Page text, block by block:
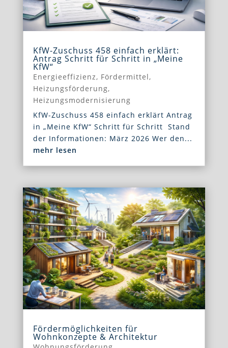
KfW-Zuschuss 458 einfach erklärt:
Antrag Schritt für Schritt in „Meine
KfW“
Energieeffizienz, Fördermittel,
Heizungsförderung,
Heizungsmodernisierung
KfW-Zuschuss 458 einfach erklärt Antrag
in „Meine KfW“ Schritt für Schritt Stand
der Informationen: März 2026 Wer den...
mehr lesen
Fördermöglichkeiten für
Wohnkonzepte & Architektur